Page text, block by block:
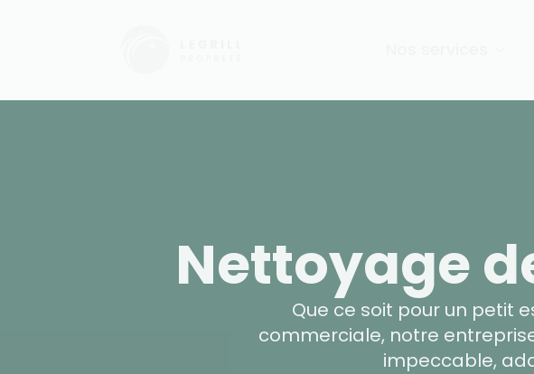
Nettoyage
Que ce soit pour un petit
commerciale, notre
impeccable,